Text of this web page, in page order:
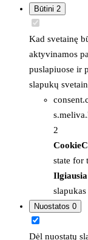
Būtini 2
Kad svetainę
aktyvinamos
puslapiuose ir
slapukų
2
state for
slapukas
Nuostatos 0
Dėl nuostatų